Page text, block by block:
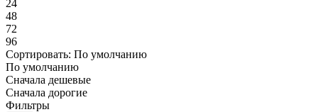
24
48
72
96
Сортировать: По умолчанию
По умолчанию
Сначала дешевые
Сначала дорогие
Фильтры